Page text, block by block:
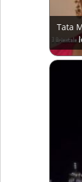
Tata